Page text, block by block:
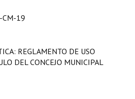
CM-19
REGLAMENTO DE USO
DEL CONCEJO MUNICIPAL